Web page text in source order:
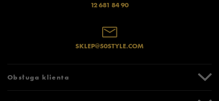
12 681 84 90
SKLEP@50STYLE.COM
Obsługa klienta